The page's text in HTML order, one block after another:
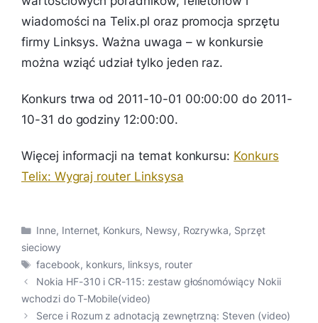
wiadomości na Telix.pl oraz promocja sprzętu
firmy Linksys. Ważna uwaga – w konkursie
można wziąć udział tylko jeden raz.
Konkurs trwa od 2011-10-01 00:00:00 do 2011-
10-31 do godziny 12:00:00.
Więcej informacji na temat konkursu: Konkurs
Telix: Wygraj router Linksysa
Kategorie
Inne, Internet, Konkurs, Newsy, Rozrywka, Sprzęt
sieciowy
Tagi
facebook, konkurs, linksys, router
Nokia HF-310 i CR-115: zestaw głośnomówiący Nokii
wchodzi do T-Mobile(video)
Serce i Rozum z adnotacją zewnętrzną: Steven (video)